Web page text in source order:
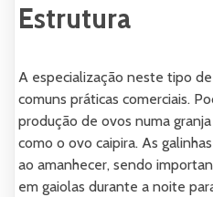
Estrutura
A especialização neste tipo
comuns práticas comerciais.
produção de ovos numa
como o ovo caipira. As
ao amanhecer, sendo
em gaiolas durante a noite